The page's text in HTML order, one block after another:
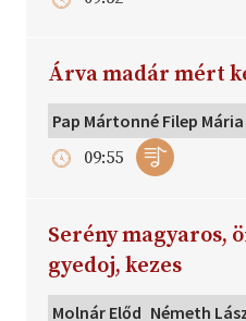
Árva madár mért
Pap Mártonné Filep Mária
09:55
Serény magyaros,
gyedoj, kezes
Molnár Előd Németh